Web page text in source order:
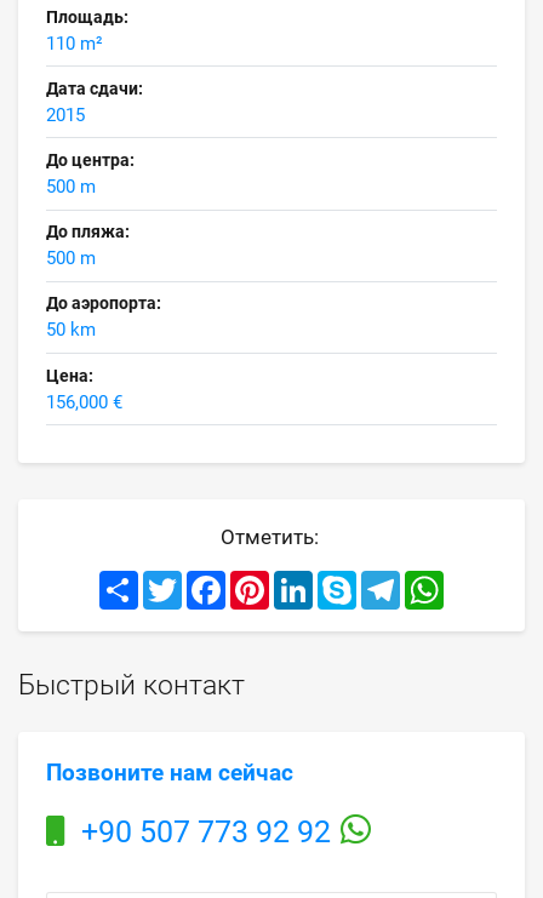
Площадь:
110 m²
Дата сдачи:
2015
До центра:
500 m
До пляжа:
500 m
До аэропорта:
50 km
Цена:
156,000 €
Отметить:
Share TwitterFacebookPinterestLinkedInSkype Telegram
Быстрый контакт
Позвоните нам сейчас
+90 507 773 92 92